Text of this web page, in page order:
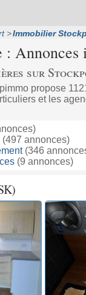
Immobilier
sur
propose
et les
(497 annonces)
(346
(9 annonces)